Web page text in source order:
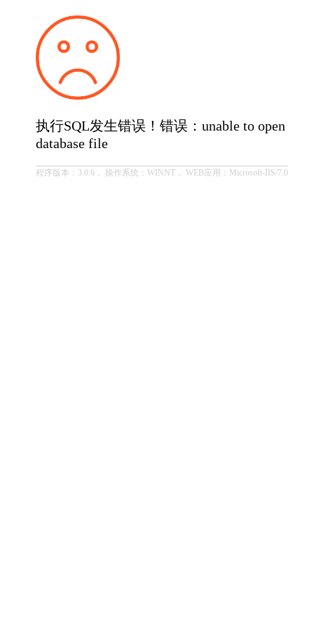
执行SQL发生错误！错误：unable to open
database file
程序版本：3.0.6， 操作系统：WINNT， WEB应用：Microsoft-IIS/7.0